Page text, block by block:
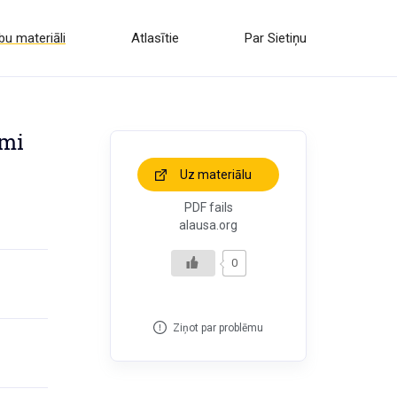
materiāli Atlasītie Par Sietiņu
Uz materiālu
PDF fails
alausa.org
0
Ziņot par problēmu